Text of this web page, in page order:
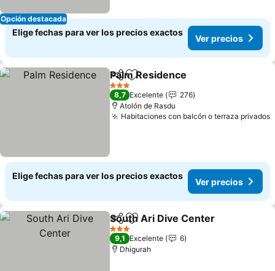
Opción destacada
Elige fechas para ver los precios exactos
Ver precios
CompartirAgregar a favoritos
Palm Residence
3 Estrellas
8,7 Excelente
276
Atolón de Rasdu
Habitaciones con balcón o terraza privados
Elige fechas para ver los precios exactos
Ver precios
CompartirAgregar a favoritos
South Ari Dive Center
3 Estrellas
9,1 Excelente
6
Dhigurah